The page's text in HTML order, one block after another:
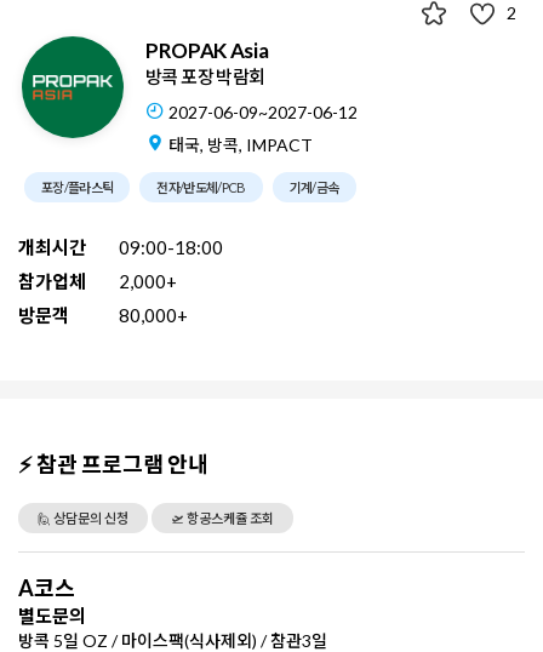
2
PROPAK Asia
방콕 포장 박람회
2027-06-09~2027-06-12
태국, 방콕, IMPACT
포장/플라스틱 전자/반도체/PCB 기계/금속
개최시간
09:00-18:00
참가업체
2,000+
방문객
80,000+
⚡ 참관 프로그램 안내
🙋 상담문의 신청 🛫 항공스케쥴 조회
A코스
별도문의
방콕 5일 OZ / 마이스팩(식사제외) / 참관3일